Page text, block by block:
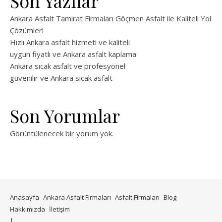
Ankara Asfalt Tamirat Firmaları Göçmen Asfalt ile Kaliteli Yol
Çözümleri
Hızlı Ankara asfalt hizmeti ve kaliteli
uygun fiyatlı ve Ankara asfalt kaplama
Ankara sıcak asfalt ve profesyonel
güvenilir ve Ankara sıcak asfalt
Son Yorumlar
Görüntülenecek bir yorum yok.
Anasayfa Ankara Asfalt Firmaları Asfalt Firmaları Blog
Hakkımızda İletişim